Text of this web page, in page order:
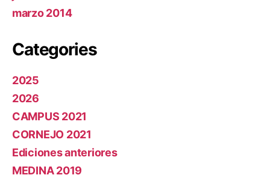
marzo 2014
Categories
2025
2026
CAMPUS 2021
CORNEJO 2021
Ediciones anteriores
MEDINA 2019